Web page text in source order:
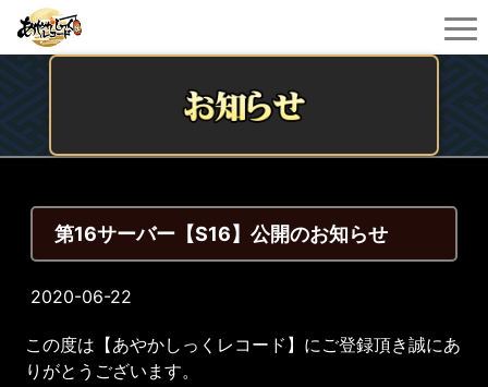
第16サーバー【S16】公開のお知らせ
2020-06-22
この度は【あやかしっくレコード】にご登録頂き誠にあ
りがとうございます。